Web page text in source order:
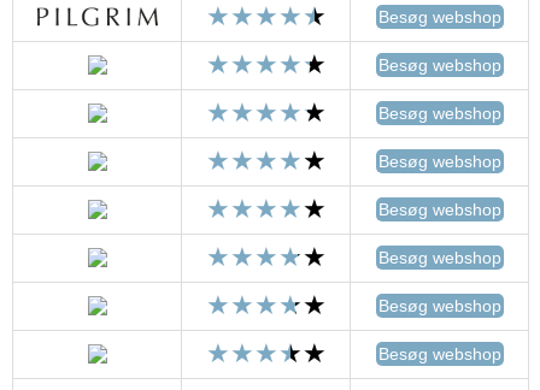
Besøg webshop
Besøg webshop
Besøg webshop
Besøg webshop
Besøg webshop
Besøg webshop
Besøg webshop
Besøg webshop